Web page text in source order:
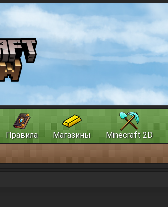
Правила Магазины Minecraft 2D